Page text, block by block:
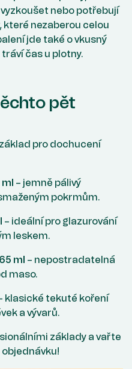
nebo potřebují
nezaberou celou
jde také o vkusný
čas u plotny.
pět
pro dochucení
ml – jemně pálivý
pokrmům.
– ideální pro glazurování
leskem.
ml – nepostradatelná
maso.
klasické tekuté koření
a vývarů.
základy a vařte
objednávku!